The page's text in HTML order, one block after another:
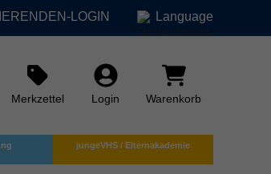
LOGIN Language
Merkzettel Login Warenkorb
jungeVHS / Elternakademie